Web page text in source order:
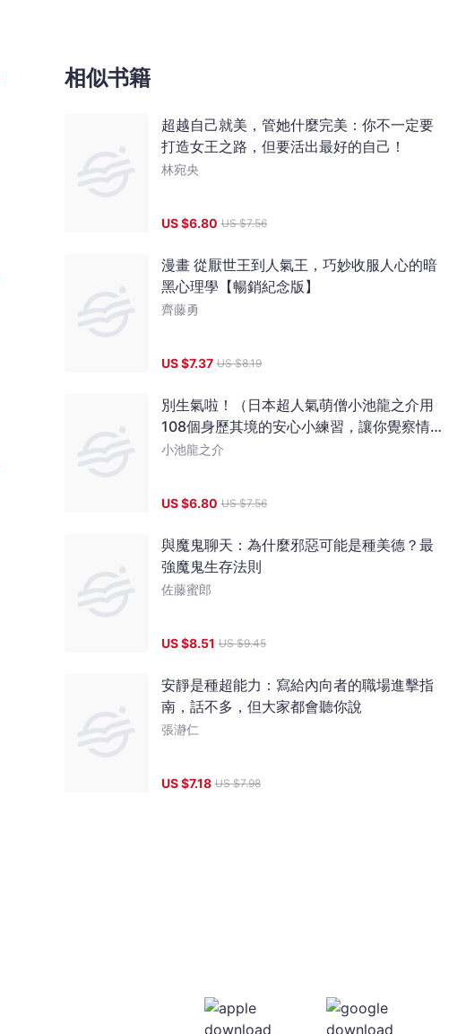
相似书籍
超越自己就美，管她什麼完美：你不一定要
打造女王之路，但要活出最好的自己！
林宛央
US $6.80 US $7.56
漫畫 從厭世王到人氣王，巧妙收服人心的暗
黑心理學【暢銷紀念版】
齊藤勇
US $7.37 US $8.19
別生氣啦！（日本超人氣萌僧小池龍之介用
108個身歷其境的安心小練習，讓你覺察情緒
的引爆點，不苛求自己，也別要求別人，活
小池龍之介
US $6.80 US $7.56
與魔鬼聊天：為什麼邪惡可能是種美德？最
強魔鬼生存法則
佐藤蜜郎
US $8.51 US $9.45
安靜是種超能力：寫給內向者的職場進擊指
南，話不多，但大家都會聽你說
張瀞仁
US $7.18 US $7.98